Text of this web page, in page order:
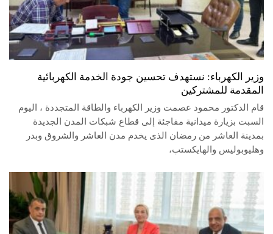
وزير الكهرباء: نستهدف تحسين جودة الخدمة الكهربائية
المقدمة للمشتركين
قام الدكتور محمود عصمت وزير الكهرباء والطاقة المتجددة ، اليوم
السبت بزيارة ميدانية مفاجئة إلى قطاع شبكات المدن الجديدة
بمدينة العاشر من رمضان الذى يخدم مدن العاشر والشروق وبدر
وهليوبوليس والهايكستب،